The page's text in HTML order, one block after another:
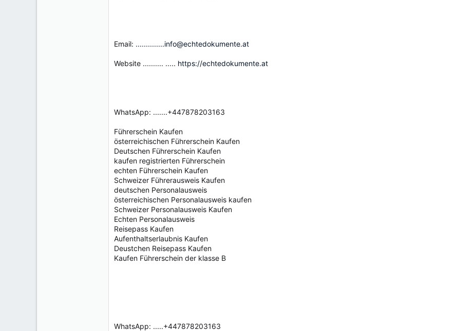
Email: ..............info@echtedokumente.at
Website .......... ..... https://echtedokumente.at
WhatsApp: .......+447878203163
Führerschein Kaufen
österreichischen Führerschein Kaufen
Deutschen Führerschein Kaufen
kaufen registrierten Führerschein
echten Führerschein Kaufen
Schweizer Führerausweis Kaufen
deutschen Personalausweis
österreichischen Personalausweis kaufen
Schweizer Personalausweis Kaufen
Echten Personalausweis
Reisepass Kaufen
Aufenthaltserlaubnis Kaufen
Deustchen Reisepass Kaufen
Kaufen Führerschein der klasse B
WhatsApp: .....+447878203163